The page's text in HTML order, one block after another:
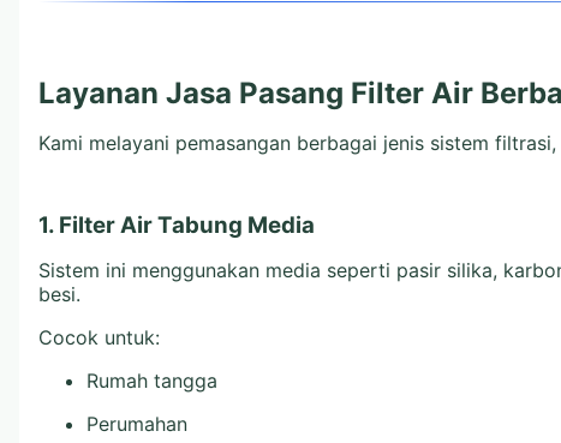
Layanan Jasa Pasang Filter Air
Kami melayani pemasangan berbagai jenis sistem
1. Filter Air Tabung Media
Sistem ini menggunakan media seperti pasir silika,
besi.
Cocok untuk:
Rumah tangga
Perumahan